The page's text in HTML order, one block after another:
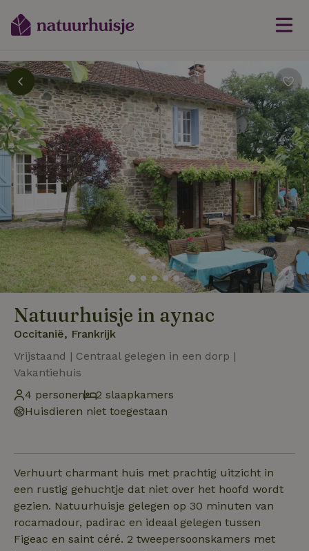
Natuurhuisje in aynac
Occitanië, Frankrijk
Vrijstaand | Centraal gelegen in een dorp |
Vakantiehuis
4 personen
2 slaapkamers
Huisdieren niet toegestaan
Verhuurt charmant huis met prachtig uitzicht in
een rustig gehuchtje dat niet over het hoofd wordt
gezien. Natuurhuisje gelegen op 30 minuten van
rocamadour, padirac en ideaal gelegen tussen
Figeac en saint céré. 2 tweepersoonskamers met